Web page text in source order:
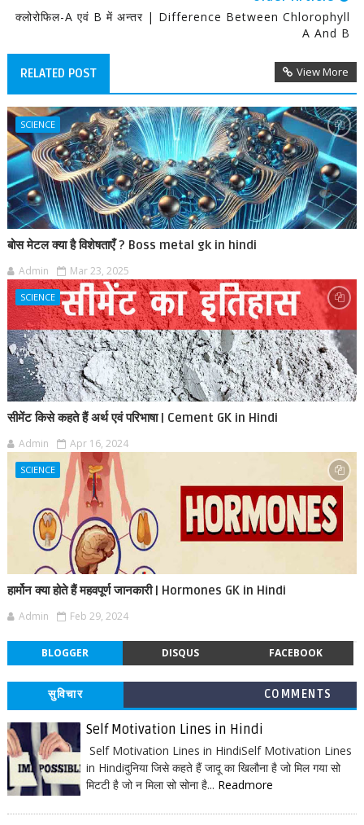
क्लोरोफिल-A एवं B में अन्तर | Difference Between Chlorophyll
A And B
RELATED POST View More
SCIENCE
बोस मेटल क्या है विशेषताएँ ? Boss metal gk in hindi
Admin Mar 23, 2025
SCIENCE
सीमेंट किसे कहते हैं अर्थ एवं परिभाषा | Cement GK in Hindi
Admin Apr 16, 2024
SCIENCE
हार्मोन क्या होते हैं महवपूर्ण जानकारी | Hormones GK in Hindi
Admin Feb 29, 2024
BLOGGER DISQUS FACEBOOK
सुविचार COMMENTS
Self Motivation Lines in Hindi
Self Motivation Lines in HindiSelf Motivation Lines
in Hindiदुनिया जिसे कहते हैं जादू का खिलौना है जो मिल गया सो
मिटटी है जो न मिला सो सोना है... Readmore